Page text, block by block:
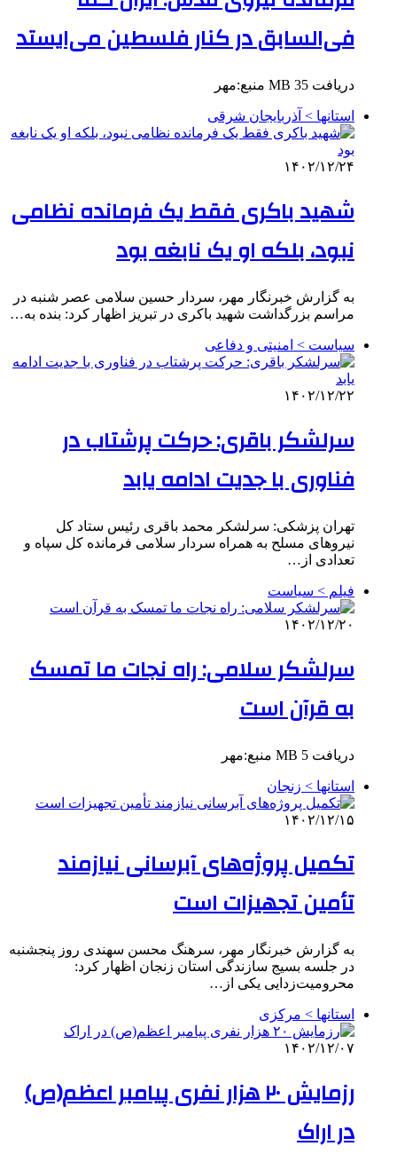
فی‌السابق در کنار فلسطین می‌ایستد
دریافت 35 MB منبع:مهر
استانها > آذربایجان شرقی
۱۴۰۲/۱۲/۲۴
شهید باکری فقط یک فرمانده نظامی
نبود، بلکه او یک نابغه بود
به گزارش خبرنگار مهر، سردار حسین سلامی عصر شنبه در
مراسم بزرگداشت شهید باکری در تبریز اظهار کرد: بنده به…
سیاست > امنیتی و دفاعی
۱۴۰۲/۱۲/۲۲
سرلشکر باقری: حرکت پرشتاب در
فناوری با جدیت ادامه یابد
تهران پزشکی: سرلشکر محمد باقری رئیس ستاد کل
نیروهای مسلح به همراه سردار سلامی فرمانده کل سپاه و
تعدادی از…
فیلم > سیاست
۱۴۰۲/۱۲/۲۰
سرلشکر سلامی: راه نجات ما تمسک
به قرآن است
دریافت 5 MB منبع:مهر
استانها > زنجان
۱۴۰۲/۱۲/۱۵
تکمیل پروژه‌های آبرسانی نیازمند
تأمین تجهیزات است
به گزارش خبرنگار مهر، سرهنگ محسن سهندی روز پنجشنبه
در جلسه بسیج سازندگی استان زنجان اظهار کرد:
محرومیت‌زدایی یکی از…
استانها > مرکزی
۱۴۰۲/۱۲/۰۷
رزمایش ۲۰ هزار نفری پیامبر اعظم(ص)
در اراک